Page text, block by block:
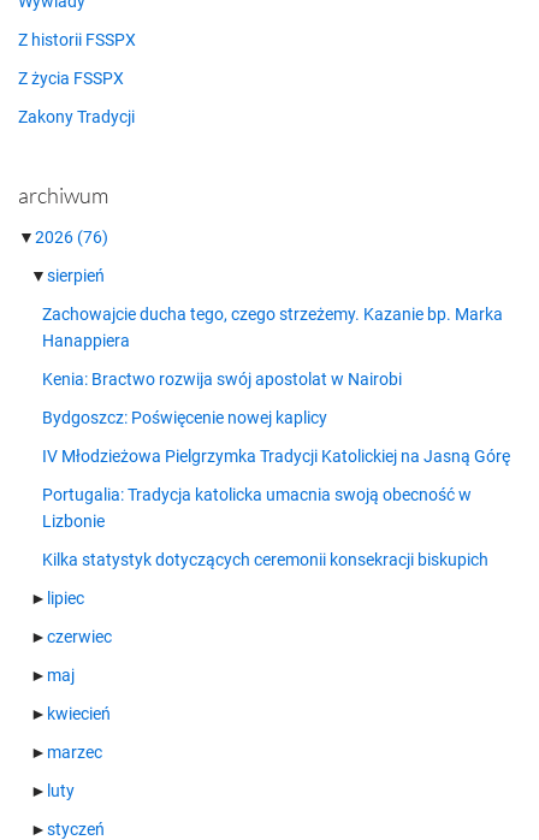
Z historii FSSPX
Z życia FSSPX
Zakony Tradycji
archiwum
▼2026 (76)
▼sierpień
Zachowajcie ducha tego, czego strzeżemy. Kazanie bp. Marka
Hanappiera
Kenia: Bractwo rozwija swój apostolat w Nairobi
Bydgoszcz: Poświęcenie nowej kaplicy
IV Młodzieżowa Pielgrzymka Tradycji Katolickiej na Jasną Górę
Portugalia: Tradycja katolicka umacnia swoją obecność w
Lizbonie
Kilka statystyk dotyczących ceremonii konsekracji biskupich
► lipiec
►czerwiec
► maj
► kwiecień
► marzec
► luty
►styczeń